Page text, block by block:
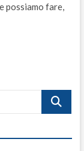
fare,
Cerca